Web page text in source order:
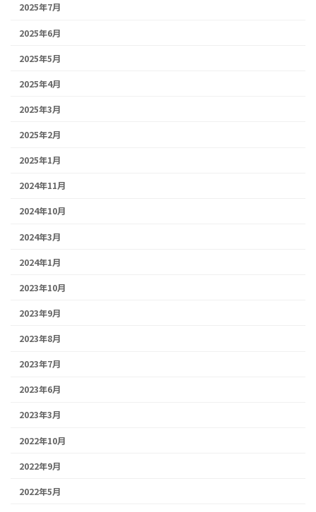
2025年7月
2025年6月
2025年5月
2025年4月
2025年3月
2025年2月
2025年1月
2024年11月
2024年10月
2024年3月
2024年1月
2023年10月
2023年9月
2023年8月
2023年7月
2023年6月
2023年3月
2022年10月
2022年9月
2022年5月